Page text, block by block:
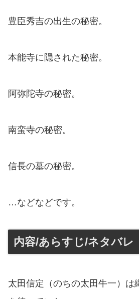
豊臣秀吉の出生の秘密。
本能寺に隠された秘密。
阿弥陀寺の秘密。
南蛮寺の秘密。
信長の墓の秘密。
…などなどです。
内容/あらすじ/ネタバレ
太田信定（のちの太田牛一）は